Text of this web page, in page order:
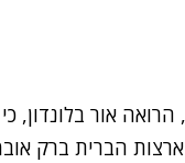
אור בלונדון,
ארצות הברית ברק